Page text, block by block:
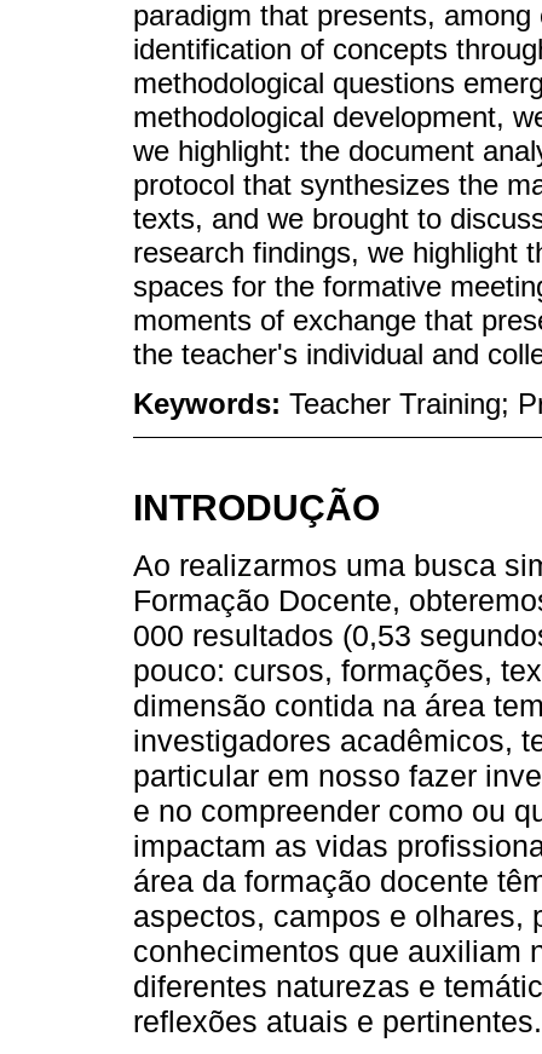
paradigm that presents,
identification of concepts
methodological questions
methodological development,
we highlight: the document
protocol that synthesizes the
texts, and we brought to
research findings, we highlight
spaces for the formative
moments of exchange that
the teacher's individual and
Keywords: Teacher Training;
INTRODUÇÃO
Ao realizarmos uma busca
Formação Docente,
000 resultados (0,53
pouco: cursos, formações,
dimensão contida na área
investigadores acadêmicos,
particular em nosso fazer
e no compreender como ou
impactam as vidas
área da formação docente
aspectos, campos e olhares,
conhecimentos que auxiliam
diferentes naturezas e
reflexões atuais e pertinentes.